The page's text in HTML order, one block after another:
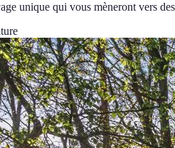
unique qui vous mèneront vers